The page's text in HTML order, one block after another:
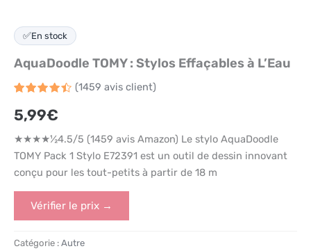
✅En stock
AquaDoodle TOMY : Stylos Effaçables à L’Eau
sur 5
basé
notations
client
(1459 avis client)
5,99€
★★★★½4.5/5 (1459 avis Amazon) Le stylo AquaDoodle
TOMY Pack 1 Stylo E72391 est un outil de dessin innovant
conçu pour les tout-petits à partir de 18 m
Vérifier le prix →
Catégorie : Autre